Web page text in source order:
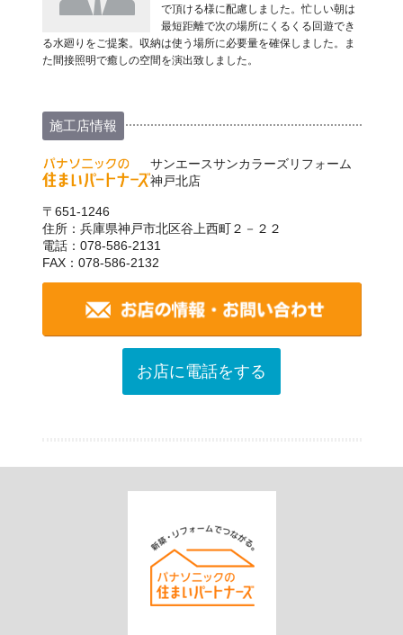
で頂ける様に配慮しました。忙しい朝は
最短距離で次の場所にくるくる回遊でき
る水廻りをご提案。収納は使う場所に必要量を確保しました。ま
た間接照明で癒しの空間を演出致しました。
施工店情報
サンエースサンカラーズリフォーム
神戸北店
〒651-1246
住所：兵庫県神戸市北区谷上西町２－２２
電話：078-586-2131
FAX：078-586-2132
お店に電話をする